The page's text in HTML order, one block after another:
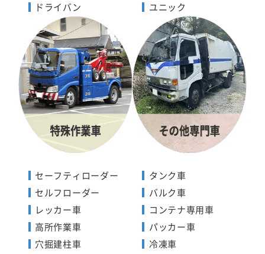
ドライバン
ユニック
セーフティローダー
セルフローダー
レッカー車
高所作業車
穴掘建柱車
タンク車
バルク車
コンテナ専用車
パッカー車
冷凍車